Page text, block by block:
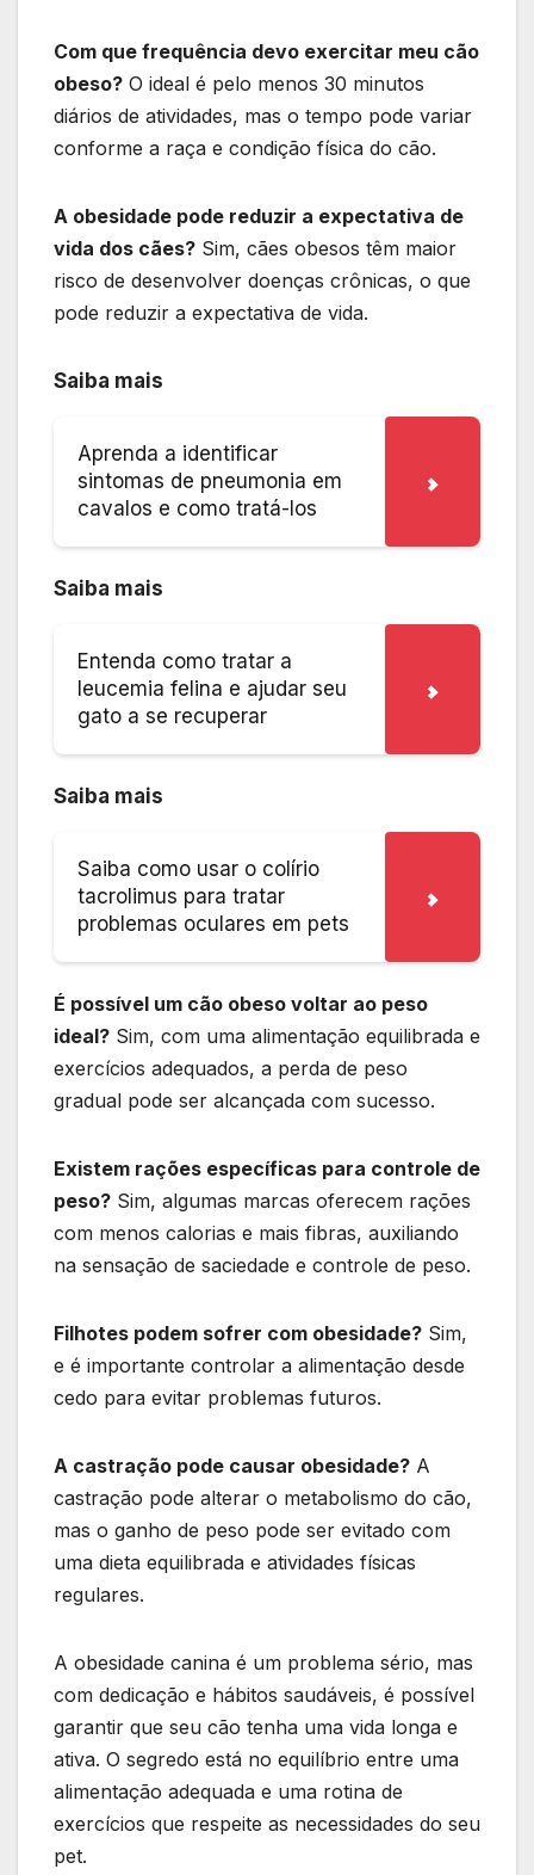
Com que frequência devo exercitar meu cão
obeso? O ideal é pelo menos 30 minutos
diários de atividades, mas o tempo pode variar
conforme a raça e condição física do cão.
A obesidade pode reduzir a expectativa de
vida dos cães? Sim, cães obesos têm maior
risco de desenvolver doenças crônicas, o que
pode reduzir a expectativa de vida.
Saiba mais
Aprenda a identificar
sintomas de pneumonia em
cavalos e como tratá-los
Saiba mais
Entenda como tratar a
leucemia felina e ajudar seu
gato a se recuperar
Saiba mais
Saiba como usar o colírio
tacrolimus para tratar
problemas oculares em pets
É possível um cão obeso voltar ao peso
ideal? Sim, com uma alimentação equilibrada e
exercícios adequados, a perda de peso
gradual pode ser alcançada com sucesso.
Existem rações específicas para controle de
peso? Sim, algumas marcas oferecem rações
com menos calorias e mais fibras, auxiliando
na sensação de saciedade e controle de peso.
Filhotes podem sofrer com obesidade? Sim,
e é importante controlar a alimentação desde
cedo para evitar problemas futuros.
A castração pode causar obesidade? A
castração pode alterar o metabolismo do cão,
mas o ganho de peso pode ser evitado com
uma dieta equilibrada e atividades físicas
regulares.
A obesidade canina é um problema sério, mas
com dedicação e hábitos saudáveis, é possível
garantir que seu cão tenha uma vida longa e
ativa. O segredo está no equilíbrio entre uma
alimentação adequada e uma rotina de
exercícios que respeite as necessidades do seu
pet.